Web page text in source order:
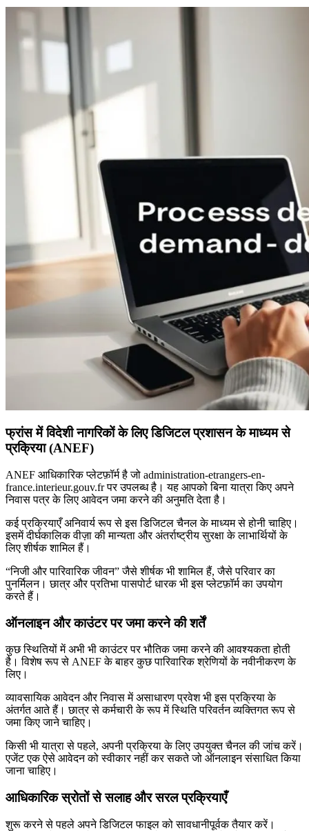
फ्रांस में विदेशी नागरिकों के लिए डिजिटल प्रशासन के माध्यम से
प्रक्रिया (ANEF)
ANEF आधिकारिक प्लेटफ़ॉर्म है जो administration-etrangers-en-
france.interieur.gouv.fr पर उपलब्ध है। यह आपको बिना यात्रा किए अपने
निवास पत्र के लिए आवेदन जमा करने की अनुमति देता है।
कई प्रक्रियाएँ अनिवार्य रूप से इस डिजिटल चैनल के माध्यम से होनी चाहिए।
इसमें दीर्घकालिक वीज़ा की मान्यता और अंतर्राष्ट्रीय सुरक्षा के लाभार्थियों के
लिए शीर्षक शामिल हैं।
“निजी और पारिवारिक जीवन” जैसे शीर्षक भी शामिल हैं, जैसे परिवार का
पुनर्मिलन। छात्र और प्रतिभा पासपोर्ट धारक भी इस प्लेटफ़ॉर्म का उपयोग
करते हैं।
ऑनलाइन और काउंटर पर जमा करने की शर्तें
कुछ स्थितियों में अभी भी काउंटर पर भौतिक जमा करने की आवश्यकता होती
है। विशेष रूप से ANEF के बाहर कुछ पारिवारिक श्रेणियों के नवीनीकरण के
लिए।
व्यावसायिक आवेदन और निवास में असाधारण प्रवेश भी इस प्रक्रिया के
अंतर्गत आते हैं। छात्र से कर्मचारी के रूप में स्थिति परिवर्तन व्यक्तिगत रूप से
जमा किए जाने चाहिए।
किसी भी यात्रा से पहले, अपनी प्रक्रिया के लिए उपयुक्त चैनल की जांच करें।
एजेंट एक ऐसे आवेदन को स्वीकार नहीं कर सकते जो ऑनलाइन संसाधित किया
जाना चाहिए।
आधिकारिक स्रोतों से सलाह और सरल प्रक्रियाएँ
शुरू करने से पहले अपने डिजिटल फाइल को सावधानीपूर्वक तैयार करें।